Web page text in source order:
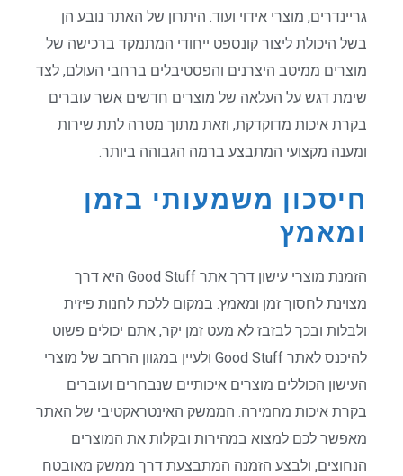
גריינדרים, מוצרי אידוי ועוד. היתרון של האתר נובע הן
בשל היכולת ליצור קונספט ייחודי המתמקד ברכישה של
מוצרים ממיטב היצרנים והפסטיבלים ברחבי העולם, לצד
שימת דגש על העלאה של מוצרים חדשים אשר עוברים
בקרת איכות מדוקדקת, וזאת מתוך מטרה לתת שירות
ומענה מקצועי המתבצע ברמה הגבוהה ביותר.
חיסכון משמעותי בזמן
ומאמץ
הזמנת מוצרי עישון דרך אתר Good Stuff היא דרך
מצוינת לחסוך זמן ומאמץ. במקום ללכת לחנות פיזית
ולבלות ובכך לבזבז לא מעט זמן יקר, אתם יכולים פשוט
להיכנס לאתר Good Stuff ולעיין במגוון הרחב של מוצרי
העישון הכוללים מוצרים איכותיים שנבחרים ועוברים
בקרת איכות מחמירה. הממשק האינטראקטיבי של האתר
מאפשר לכם למצוא במהירות ובקלות את המוצרים
הנחוצים, ולבצע הזמנה המתבצעת דרך ממשק מאובטח